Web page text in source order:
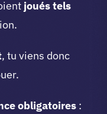
joués tels
, tu viens donc
obligatoires :